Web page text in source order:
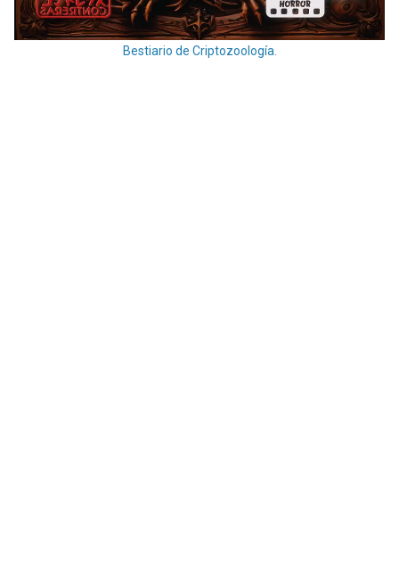
Bestiario de Criptozoología.